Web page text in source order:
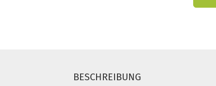
BESCHREIBUNG